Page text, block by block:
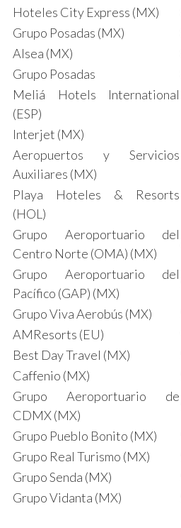
Hoteles City Express (MX)
Grupo Posadas (MX)
Alsea (MX)
Grupo Posadas
Meliá Hotels International
(ESP)
Interjet (MX)
Aeropuertos y Servicios
Auxiliares (MX)
Playa Hoteles & Resorts
(HOL)
Grupo Aeroportuario del
Centro Norte (OMA) (MX)
Grupo Aeroportuario del
Pacífico (GAP) (MX)
Grupo Viva Aerobús (MX)
AMResorts (EU)
Best Day Travel (MX)
Caffenio (MX)
Grupo Aeroportuario de
CDMX (MX)
Grupo Pueblo Bonito (MX)
Grupo Real Turismo (MX)
Grupo Senda (MX)
Grupo Vidanta (MX)